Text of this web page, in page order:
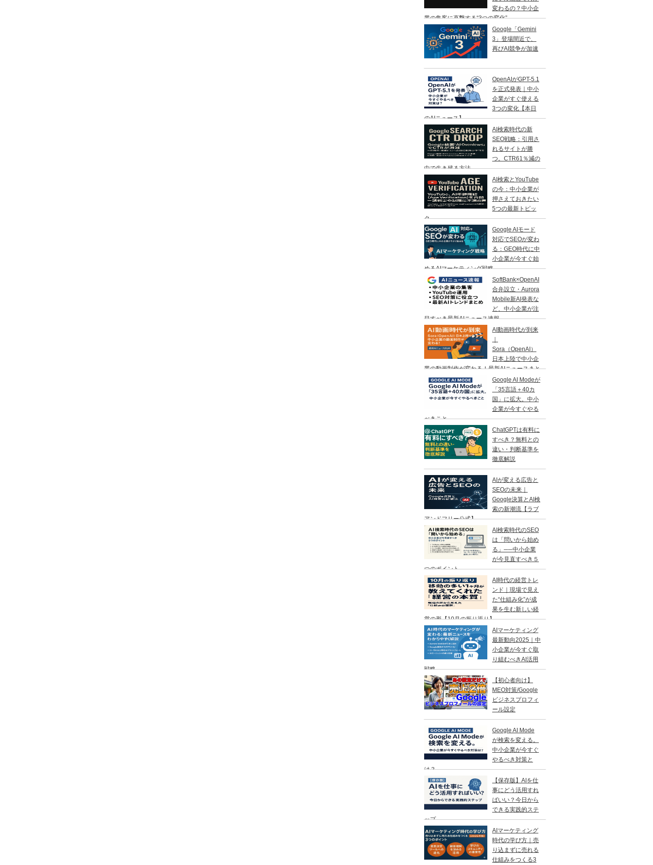
変わるの？中小企
業の集客に直撃する“3つの変化”
Google「Gemini
3」登場間近で、
再びAI競争が加速
OpenAIがGPT-5.1
を正式発表｜中小
企業がすぐ使える
3つの変化【本日
のAIニュース】
AI検索時代の新
SEO戦略：引用さ
れるサイトが勝
つ。CTR61％減の
中で生き残る方法
AI検索とYouTube
の今：中小企業が
押さえておきたい
5つの最新トピッ
ク
Google AIモード
対応でSEOが変わ
る：GEO時代に中
小企業が今すぐ始
めるAIマーケティング戦略
SoftBank×OpenAI
合弁設立・Aurora
Mobile新AI発表な
ど、中小企業が注
目すべき最新AIニュース速報
AI動画時代が到来
Sora（OpenAI）
日本上陸で中小企
業の動画制作が変わる！最新AIニュースまと
め
Google AI Modeが
「35言語＋40カ
国」に拡大。中小
企業が今すぐやる
べきこと
ChatGPTは有料に
すべき？無料との
違い・判断基準を
徹底解説
AIが変える広告と
SEOの未来｜
Google決算とAI検
索の新潮流【ラブ
アンドフリー公式】
AI検索時代のSEO
は「問いから始め
る」──中小企業
が今見直すべき５
つのポイント
AI時代の経営トレ
ンド｜現場で見え
た“仕組み化”が成
果を生む新しい経
営の形【10月の振り返り】
AIマーケティング
最新動向2025｜中
小企業が今すぐ取
り組むべきAI活用
戦略
【初心者向け】
MEO対策/Google
ビジネスプロフィ
ール設定
Google AI Mode
が検索を変える。
中小企業が今すぐ
やるべき対策と
は？
【保存版】AIを仕
事にどう活用すれ
ばいい？今日から
できる実践的ステ
ップ
AIマーケティング
時代の学び方｜売
り込まずに売れる
仕組みをつくる3